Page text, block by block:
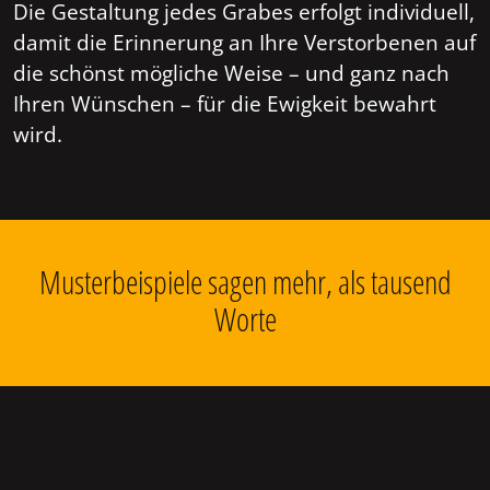
Die Gestaltung jedes Grabes erfolgt individuell,
damit die Erinnerung an Ihre Verstorbenen auf
die schönst mögliche Weise – und ganz nach
Ihren Wünschen – für die Ewigkeit bewahrt
wird.
Musterbeispiele sagen mehr, als tausend
Worte